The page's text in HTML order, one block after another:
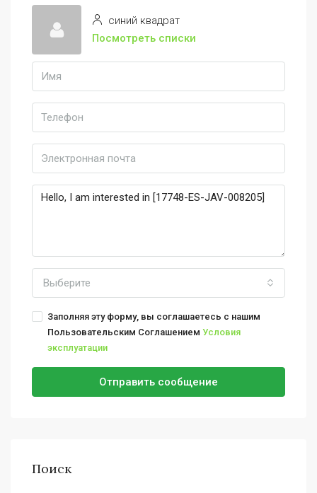
синий квадрат
Посмотреть списки
Выберите
Заполняя эту форму, вы соглашаетесь с нашим
Пользовательским Соглашением Условия
эксплуатации
Отправить сообщение
Поиск